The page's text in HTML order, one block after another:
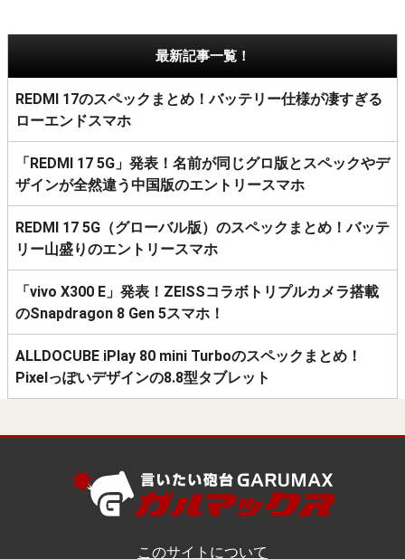
最新記事一覧！
REDMI 17のスペックまとめ！バッテリー仕様が凄すぎる
ローエンドスマホ
「REDMI 17 5G」発表！名前が同じグロ版とスペックやデ
ザインが全然違う中国版のエントリースマホ
REDMI 17 5G（グローバル版）のスペックまとめ！バッテ
リー山盛りのエントリースマホ
「vivo X300 E」発表！ZEISSコラボトリプルカメラ搭載
のSnapdragon 8 Gen 5スマホ！
ALLDOCUBE iPlay 80 mini Turboのスペックまとめ！
Pixelっぽいデザインの8.8型タブレット
このサイトについて